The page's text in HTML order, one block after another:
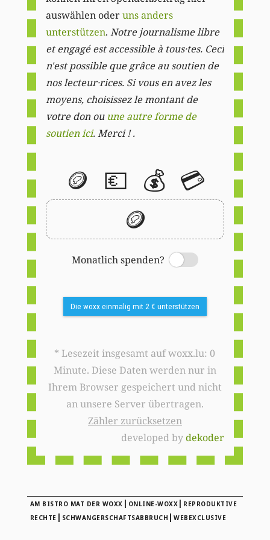
auswählen oderuns anders
unterstützen. Notre journalisme libre
et engagé est accessible à tous·tes. Ceci
n'est possible que grâce au soutien de
nos lecteur·rices. Si vous en avez les
moyens, choisissez le montant de
votre don ou une autre forme de
soutien ici. Merci ! .
🪙 💶 💰 💳
🪙
Monatlich spenden?
Switch
Die woxx einmalig mit 2 € unterstützen
* Lesezeit insgesamt auf woxx.lu: 0
Minute. Diese Daten werden nur in
Ihrem Browser gespeichert und nicht
an unsere Server übertragen.
Zähler zurücksetzen
developed bydekoder
AM BISTRO MAT DER WOXX | ONLINE-WOXX | REPRODUKTIVE
RECHTE | SCHWANGERSCHAFTSABBRUCH |WEBEXCLUSIVE